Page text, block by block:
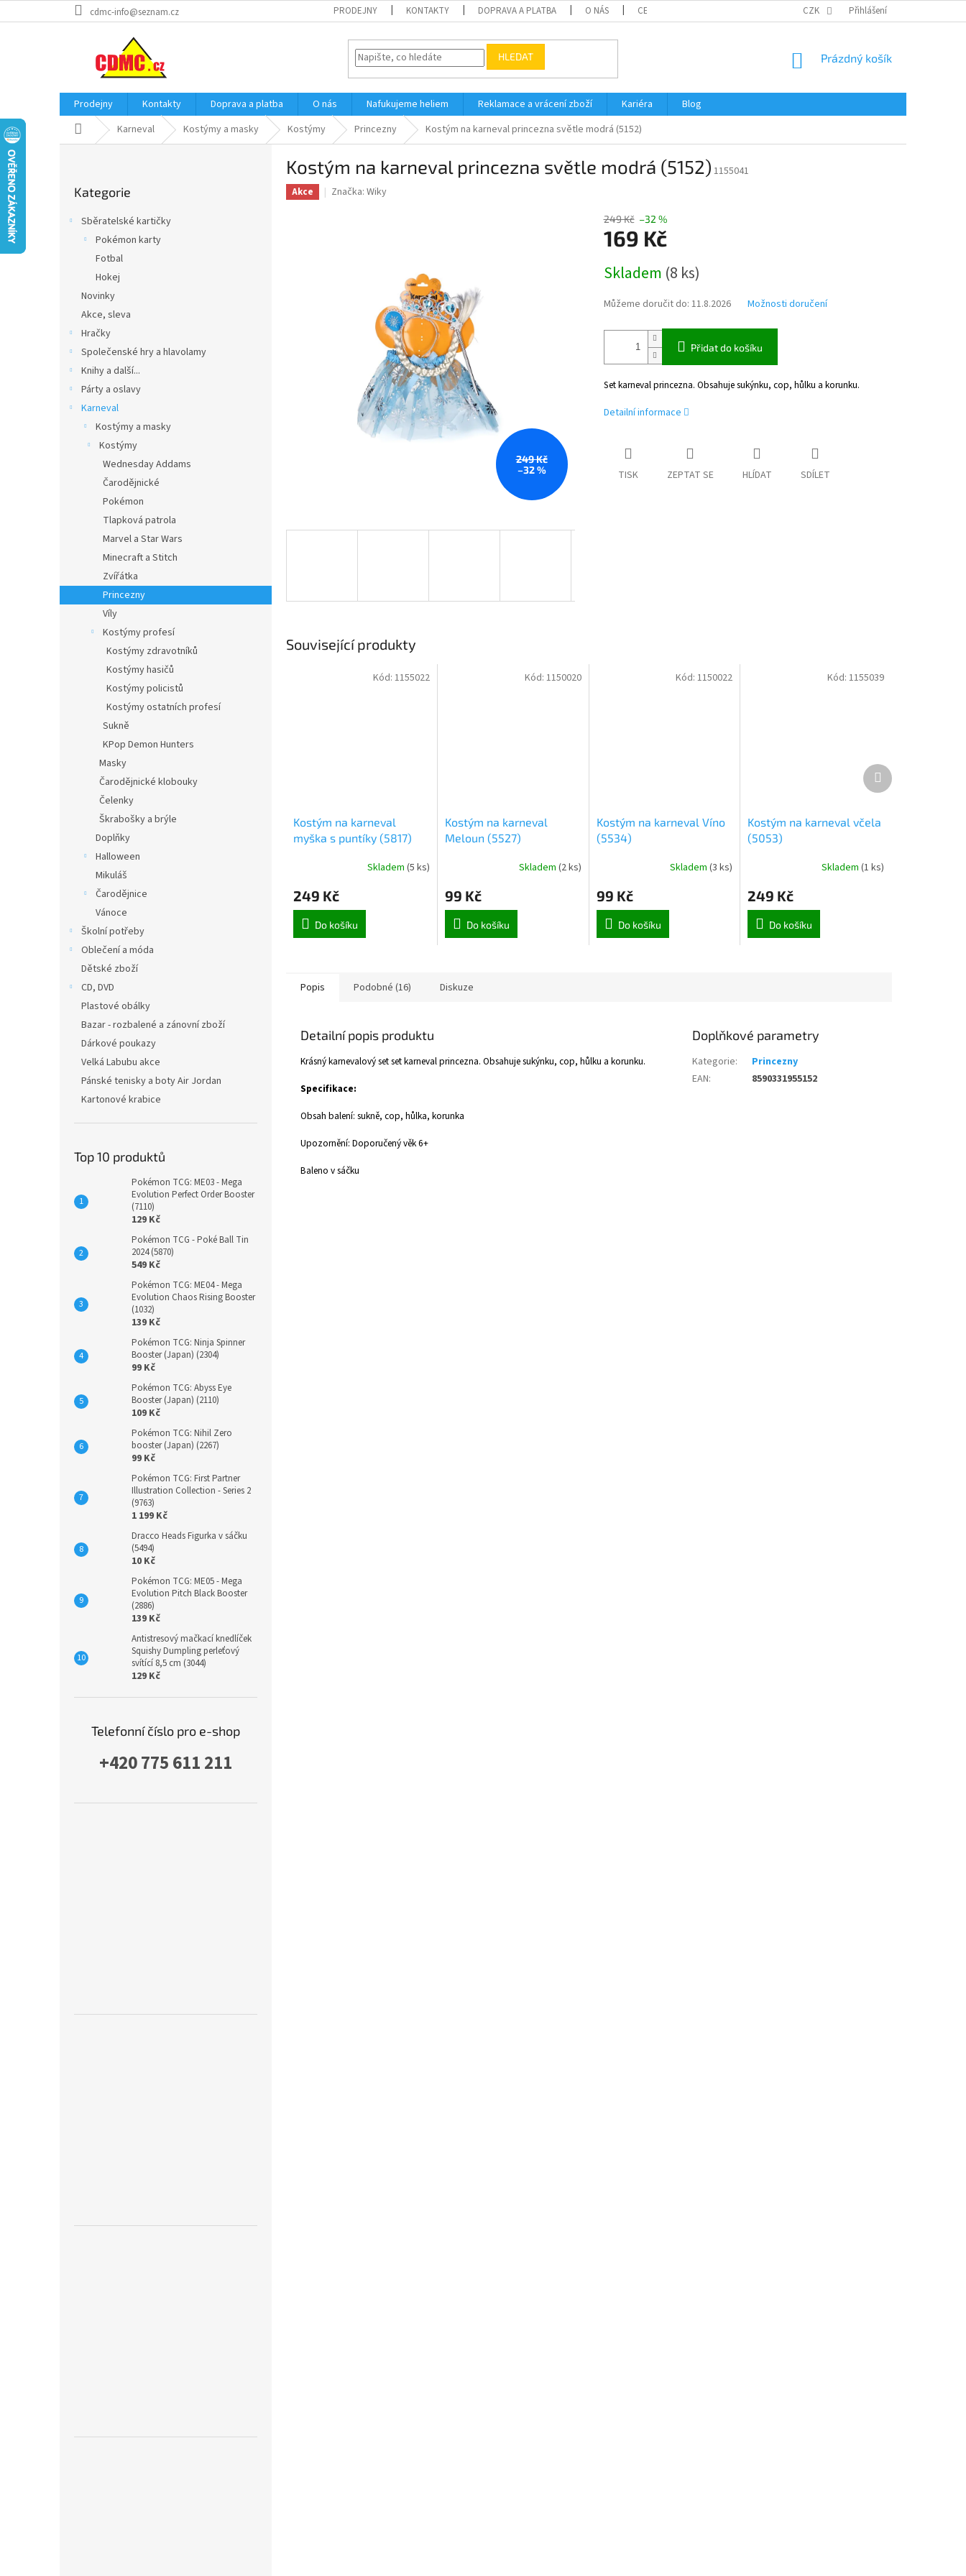
na
cdmc-info@seznam.cz PRODEJNY KONTAKTY DOPRAVA A PLATBA O NÁS CERTIFIKÁTY A NÁVODY OBCHODNÍ PODMÍNKY OCHRANA OSOBNÍCH
CZK Přihlášení
HLEDAT
NÁKUPNÍ
Prázdný košík
Prodejny Kontakty Doprava a platba O nás Nafukujeme heliem Reklamace a vrácení zboží Kariéra
Blog
Domů Karneval Kostýmy a masky Kostýmy Princezny Kostým na karneval princezna světle modrá (5152)
kategorie
Kategorie
Sběratelské kartičky
Pokémon karty
Fotbal
Hokej
Novinky
Akce, sleva
Hračky
Společenské hry a hlavolamy
Knihy a další...
Párty a oslavy
Karneval
Kostýmy a masky
Kostýmy
Wednesday Addams
Čarodějnické
Pokémon
Tlapková patrola
Marvel a Star Wars
Minecraft a Stitch
Zvířátka
Princezny
Víly
Kostýmy profesí
Kostýmy zdravotníků
Kostýmy hasičů
Kostýmy policistů
Kostýmy ostatních profesí
Sukně
KPop Demon Hunters
Masky
Čarodějnické klobouky
Čelenky
Škrabošky a brýle
Doplňky
Halloween
Mikuláš
Čarodějnice
Vánoce
Školní potřeby
Oblečení a móda
Dětské zboží
CD, DVD
Plastové obálky
Bazar - rozbalené a zánovní zboží
Dárkové poukazy
Velká Labubu akce
Pánské tenisky a boty Air Jordan
Kartonové krabice
Top 10 produktů
Pokémon TCG: ME03 - Mega
Evolution Perfect Order Booster
(7110)
129 Kč
Pokémon TCG - Poké Ball Tin
2024 (5870)
549 Kč
Pokémon TCG: ME04 - Mega
Evolution Chaos Rising Booster
(1032)
139 Kč
Pokémon TCG: Ninja Spinner
Booster (Japan) (2304)
99 Kč
Pokémon TCG: Abyss Eye
Booster (Japan) (2110)
109 Kč
Pokémon TCG: Nihil Zero
booster (Japan) (2267)
99 Kč
Pokémon TCG: First Partner
Illustration Collection - Series 2
(9763)
1 199 Kč
Dracco Heads Figurka v sáčku
(5494)
10 Kč
Pokémon TCG: ME05 - Mega
Evolution Pitch Black Booster
(2886)
139 Kč
Antistresový mačkací knedlíček
Squishy Dumpling perleťový
svítící 8,5 cm (3044)
129 Kč
Telefonní číslo pro e-shop
+420 775 611 211
Kostým na karneval princezna světle modrá (5152) 1155041
Akce Značka: Wiky
249 Kč
–32 %
249 Kč –32 %
169 Kč
cena:
Skladem (8 ks)
Můžeme doručit do: 11.8.2026 Možnosti doručení
Přidat do košíku
Set karneval princezna. Obsahuje sukýnku, cop, hůlku a korunku.
Detailní informace
TISK ZEPTAT SE HLÍDAT SDÍLET
Související produkty
Kostým na karneval
myška s puntíky (5817)
Skladem (5 ks)
249 Kč
Do košíku
Kód: 1155022
Kostým na karneval
Meloun (5527)
Skladem (2 ks)
99 Kč
Do košíku
Kód: 1150020
Kostým na karneval Víno
(5534)
Skladem(3 ks)
99 Kč
Do košíku
Kód:1150022
Kostým na karneval včela
(5053)
Skladem (1 ks)
249 Kč
Do košíku
Kód: 1155039
Další
produkt
Popis Podobné (16) Diskuze
Detailní popis produktu
Krásný karnevalový set set karneval princezna. Obsahuje sukýnku, cop, hůlku a korunku.
Specifikace:
Obsah balení: sukně, cop, hůlka, korunka
Upozornění: Doporučený věk 6+
Baleno v sáčku
Doplňkové parametry
Kategorie:
Princezny
EAN: 8590331955152